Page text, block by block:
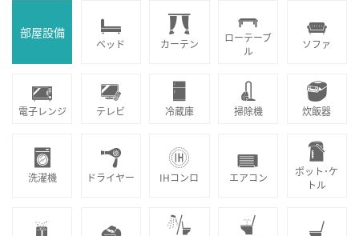
部屋設備
ベッド カーテン
ローテーブ
ル
ソファ
電子レンジ テレビ 冷蔵庫 掃除機 炊飯器
洗濯機 ドライヤー IHコンロ エアコン
ポット･ケ
トル